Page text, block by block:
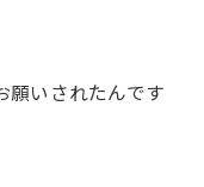
願いされたんです